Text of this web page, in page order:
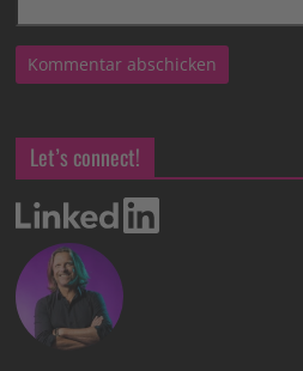
Let’s connect!